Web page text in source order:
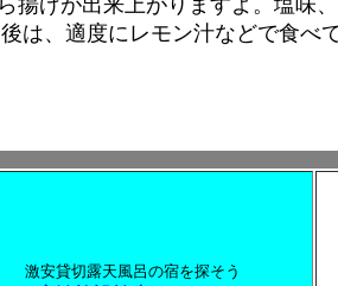
揚げが出来上がりますよ。塩味
は、適度にレモン汁などで食べ
激安貸切露天風呂の宿を探そう